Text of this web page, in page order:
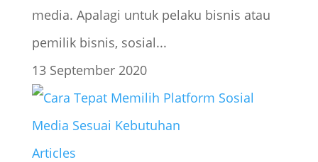
media. Apalagi untuk pelaku bisnis atau
pemilik bisnis, sosial...
13 September 2020
Articles